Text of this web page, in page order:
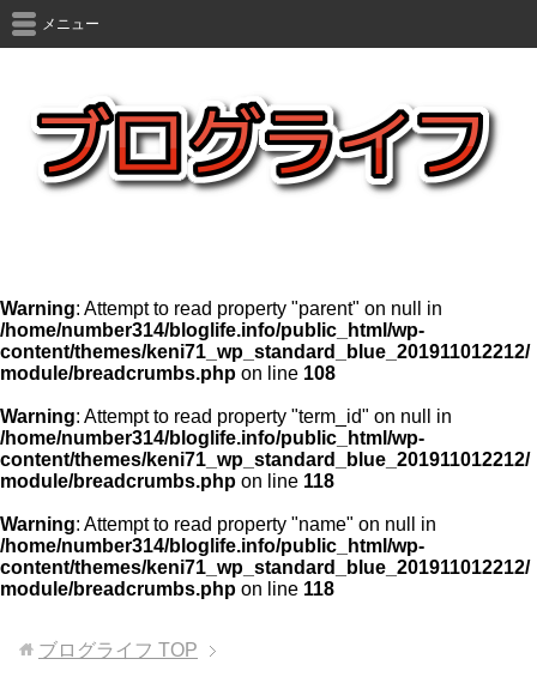
メニュー
Warning: Attempt to read property "parent" on null in
/home/number314/bloglife.info/public_html/wp-
content/themes/keni71_wp_standard_blue_201911012212/
module/breadcrumbs.php on line 108
Warning: Attempt to read property "term_id" on null in
/home/number314/bloglife.info/public_html/wp-
content/themes/keni71_wp_standard_blue_201911012212/
module/breadcrumbs.php on line 118
Warning: Attempt to read property "name" on null in
/home/number314/bloglife.info/public_html/wp-
content/themes/keni71_wp_standard_blue_201911012212/
module/breadcrumbs.php on line 118
ブログライフ TOP